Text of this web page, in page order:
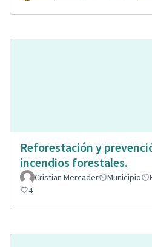
Reforestación y
incendios forestales.
Cristian Mercader Municipio
4